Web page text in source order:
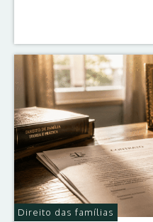
Direito das famílias